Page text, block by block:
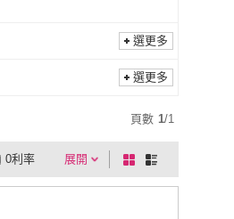
選更多
選更多
頁數 1/1
展開
0利率
棋
盤
列